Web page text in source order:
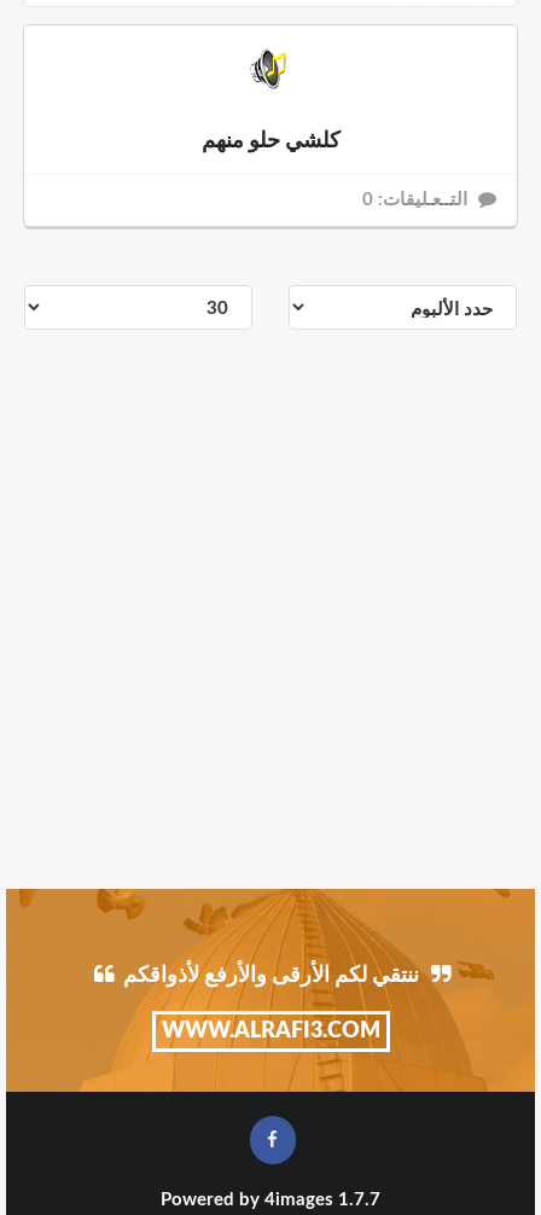
كلشي حلو منهم
التــعـليقات: 0
ننتقي لكم الأرقى والأرفع لأذواقكم
WWW.ALRAFI3.COM
Powered by 4images 1.7.7